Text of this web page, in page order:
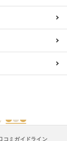
コミガイドライン